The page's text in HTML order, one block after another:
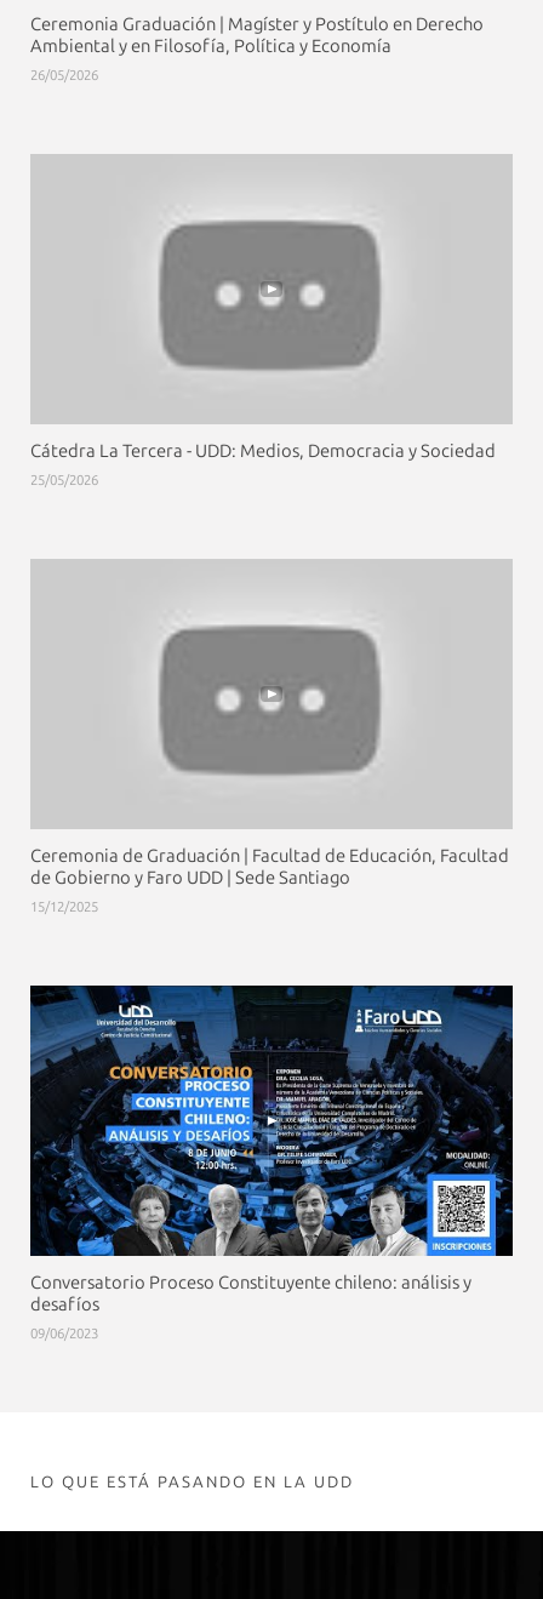
Ceremonia Graduación | Magíster y Postítulo en Derecho
Ambiental y en Filosofía, Política y Economía
26/05/2026
Cátedra La Tercera - UDD: Medios, Democracia y Sociedad
25/05/2026
Ceremonia de Graduación | Facultad de Educación, Facultad
de Gobierno y Faro UDD | Sede Santiago
15/12/2025
Conversatorio Proceso Constituyente chileno: análisis y
desafíos
09/06/2023
LO QUE ESTÁ PASANDO EN LA UDD